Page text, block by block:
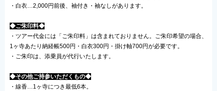
・白衣…2,000円前後、袖付き・袖なしがあります。
◆ご朱印料◆
・ツアー代金には「ご朱印料」は含まれておりません。ご朱印希望の場合、
1ヶ寺あたり納経帳500円・白衣300円・掛け軸700円が必要です。
・ご朱印は、添乗員が代行いたします。
◆その他ご持参いただくもの◆
・線香…1ヶ寺につき最低6本。